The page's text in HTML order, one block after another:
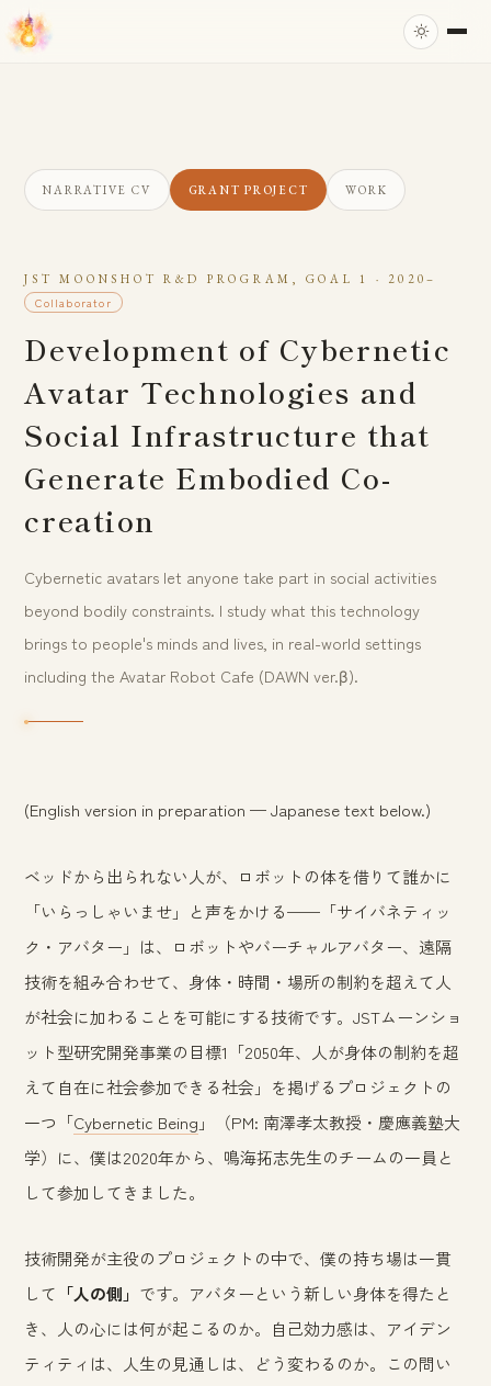
NARRATIVE CV GRANT PROJECT WORK
JST MOONSHOT R&D PROGRAM, GOAL 1 · 2020–
Collaborator
Development of Cybernetic
Avatar Technologies and
Social Infrastructure that
Generate Embodied Co-
creation
Cybernetic avatars let anyone take part in social activities
beyond bodily constraints. I study what this technology
brings to people's minds and lives, in real-world settings
including the Avatar Robot Cafe (DAWN ver.β).
(English version in preparation — Japanese text below.)
ベッドから出られない人が、ロボットの体を借りて誰かに
「いらっしゃいませ」と声をかける——「サイバネティッ
ク・アバター」は、ロボットやバーチャルアバター、遠隔
技術を組み合わせて、身体・時間・場所の制約を超えて人
が社会に加わることを可能にする技術です。JSTムーンショ
ット型研究開発事業の目標1「2050年、人が身体の制約を超
えて自在に社会参加できる社会」を掲げるプロジェクトの
一つ「Cybernetic Being 」（PM: 南澤孝太教授・慶應義塾大
学）に、僕は2020年から、鳴海拓志先生のチームの一員と
して参加してきました。
技術開発が主役のプロジェクトの中で、僕の持ち場は一貫
して 「人の側」 です。アバターという新しい身体を得たと
き、人の心には何が起こるのか。自己効力感は、アイデン
ティティは、人生の見通しは、どう変わるのか。この問い